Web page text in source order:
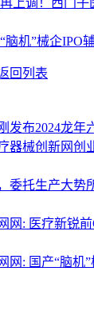
脑机”械企IPO
回列表
发布2024龙年
器械创新网创
委托生产大势
网: 医疗新锐
网: 国产“脑机